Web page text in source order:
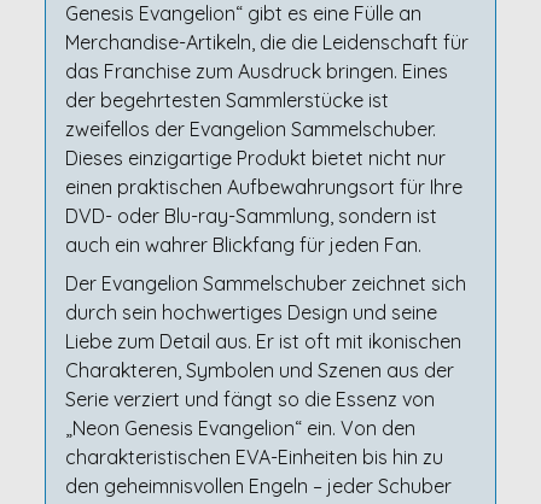
Genesis Evangelion“ gibt es eine Fülle an
Merchandise-Artikeln, die die Leidenschaft für
das Franchise zum Ausdruck bringen. Eines
der begehrtesten Sammlerstücke ist
zweifellos der Evangelion Sammelschuber.
Dieses einzigartige Produkt bietet nicht nur
einen praktischen Aufbewahrungsort für Ihre
DVD- oder Blu-ray-Sammlung, sondern ist
auch ein wahrer Blickfang für jeden Fan.
Der Evangelion Sammelschuber zeichnet sich
durch sein hochwertiges Design und seine
Liebe zum Detail aus. Er ist oft mit ikonischen
Charakteren, Symbolen und Szenen aus der
Serie verziert und fängt so die Essenz von
„Neon Genesis Evangelion“ ein. Von den
charakteristischen EVA-Einheiten bis hin zu
den geheimnisvollen Engeln – jeder Schuber